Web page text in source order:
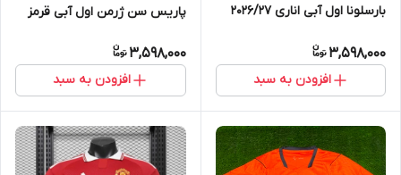
بارسلونا اول آبی اناری 2026/27
3,598,000
افزودن به سبد
پاریس سن ژرمن اول آبی قرمز
3,598,000
افزودن به سبد